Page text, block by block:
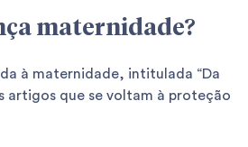
maternidade?
à maternidade, intitulada “Da
artigos que se voltam à proteção